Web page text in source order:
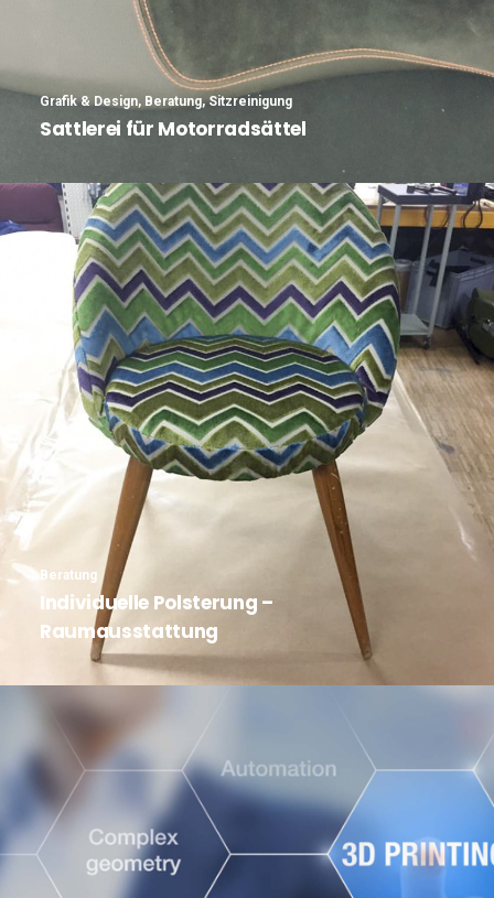
Grafik & Design, Beratung, Sitzreinigung
Sattlerei für Motorradsättel
Beratung
Individuelle Polsterung –
Raumausstattung